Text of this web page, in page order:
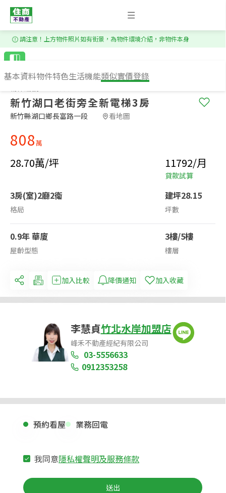
基本資料物件特色生活機能類似實價登錄
請注意！上方物件照片如有街景，為物件環境介紹，非物件本身
新竹湖口老街旁全新電梯3房
新竹縣湖口鄉長富路一段​ 看地圖
808萬
28.70萬/坪 11792/月
貸款試算
3房(室)2廳2衛
格局
建坪28.15
坪數
0.9年 華廈
屋齡型態
3樓/5樓
樓層
加入比較 降價通知 加入收藏
李慧貞竹北水岸加盟店
峰禾不動產經紀有限公司
03-5556633
0912353258
預約看屋 業務回電
我同意隱私權聲明及服務條款
送出